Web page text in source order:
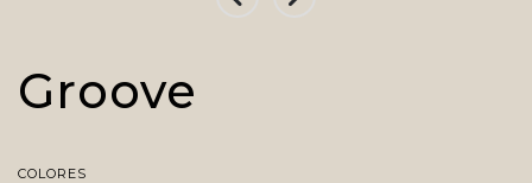
Groove
COLORES